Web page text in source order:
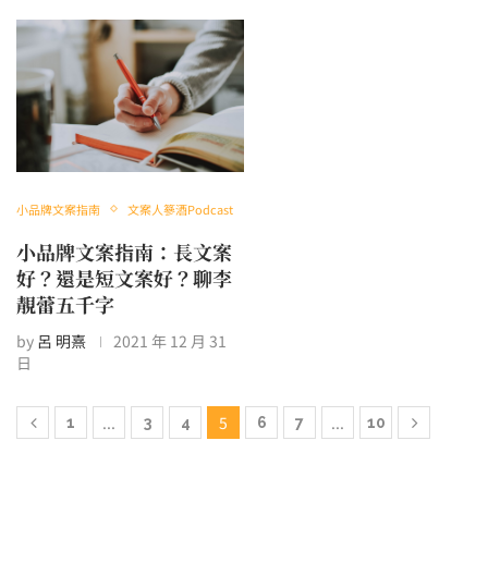
小品牌文案指南 文案人篸酒Podcast
小品牌文案指南：長文案
好？還是短文案好？聊李
靚蕾五千字
by 呂 明熹
2021 年 12 月 31
日
1 ... 3 4 5 6 7 ... 10